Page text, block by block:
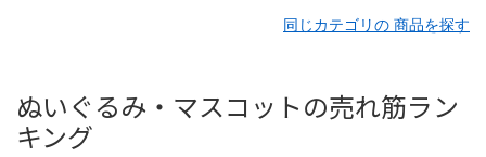
同じカテゴリの 商品を探す
ぬいぐるみ・マスコットの売れ筋ラン
キング